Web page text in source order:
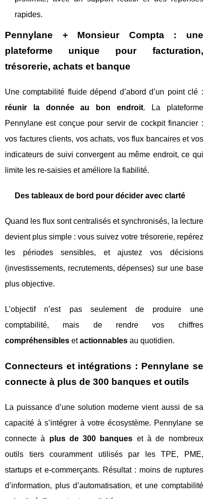
rapides.
Pennylane + Monsieur Compta : une
plateforme unique pour facturation,
trésorerie, achats et banque
Une comptabilité fluide dépend d’abord d’un point clé :
réunir la donnée au bon endroit. La plateforme
Pennylane est conçue pour servir de cockpit financier :
vos factures clients, vos achats, vos flux bancaires et vos
indicateurs de suivi convergent au même endroit, ce qui
limite les re-saisies et améliore la fiabilité.
Des tableaux de bord pour décider avec clarté
Quand les flux sont centralisés et synchronisés, la lecture
devient plus simple : vous suivez votre trésorerie, repérez
les périodes sensibles, et ajustez vos décisions
(investissements, recrutements, dépenses) sur une base
plus objective.
L’objectif n’est pas seulement de produire une
comptabilité, mais de rendre vos chiffres
compréhensibles etactionnables au quotidien.
Connecteurs et intégrations : Pennylane se
connecte à plus de 300 banques et outils
La puissance d’une solution moderne vient aussi de sa
capacité à s’intégrer à votre écosystème. Pennylane se
connecte à plus de 300 banques et à de nombreux
outils tiers couramment utilisés par les TPE, PME,
startups et e-commerçants. Résultat : moins de ruptures
d’information, plus d’automatisation, et une comptabilité